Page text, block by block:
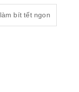
bít tết ngon